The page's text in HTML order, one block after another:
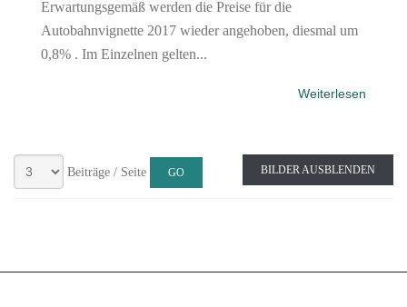
Erwartungsgemäß werden die Preise für die
Autobahnvignette 2017 wieder angehoben, diesmal um
0,8% . Im Einzelnen gelten...
Weiterlesen
Beiträge / Seite BILDER AUSBLENDEN